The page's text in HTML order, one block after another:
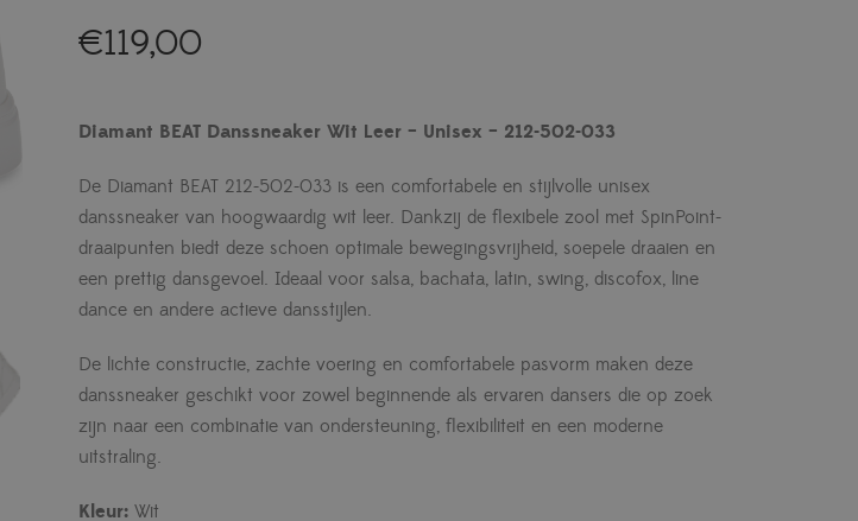
€119,00
Diamant BEAT Danssneaker Wit Leer – Unisex – 212-502-033
De Diamant BEAT 212-502-033 is een comfortabele en stijlvolle unisex
danssneaker van hoogwaardig wit leer. Dankzij de flexibele zool met SpinPoint-
draaipunten biedt deze schoen optimale bewegingsvrijheid, soepele draaien en
een prettig dansgevoel. Ideaal voor salsa, bachata, latin, swing, discofox, line
dance en andere actieve dansstijlen.
De lichte constructie, zachte voering en comfortabele pasvorm maken deze
danssneaker geschikt voor zowel beginnende als ervaren dansers die op zoek
zijn naar een combinatie van ondersteuning, flexibiliteit en een moderne
uitstraling.
Kleur:Wit